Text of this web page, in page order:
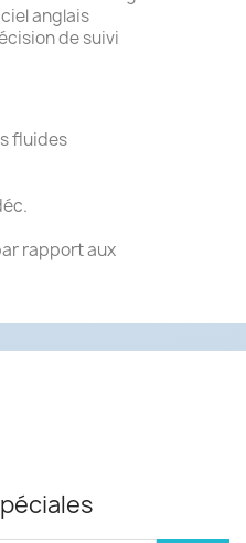
anglais
de suivi
fluides
rapport aux